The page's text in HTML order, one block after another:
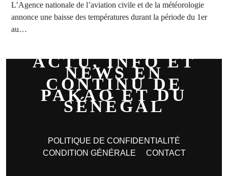
L’Agence nationale de l’aviation civile et de la météorologie
annonce une baisse des températures durant la période du 1er
au…
ACTU, INFO ET
NEWS EN
CONTINU DE
PAKAO ET DU
SÉNÉGAL
POLITIQUE DE CONFIDENTIALITÉ
CONDITION GÉNÉRALE
CONTACT